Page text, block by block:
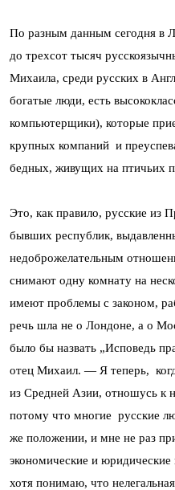
По разным данным сегодня в
до трехсот тысяч
Михаила, среди русских в
богатые люди, есть
компьютерщики), которые
крупных компаний и
бедных, живущих на птичьих
Это, как правило, русские из
бывших республик,
недоброжелательным
снимают одну комнату на
имеют проблемы с законом,
речь шла не о Лондоне, а о
было бы назвать „Исповедь
отец Михаил. — Я теперь,
из Средней Азии, отношусь к
потому что многие русские
же положении, и мне не раз
экономические и
хотя понимаю, что